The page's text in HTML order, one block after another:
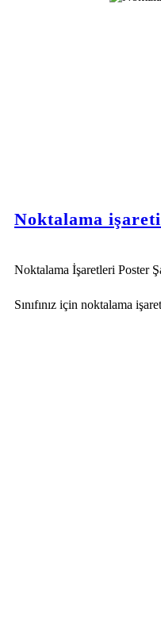
Noktalama
Noktalama İşaretleri Poster
Sınıfınız için noktalama